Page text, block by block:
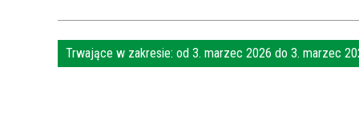
Kąpielisko - Plaża Miejska
Wypożyczalnia sprzętu wodnego
Trwające w zakresie: od 3. marzec 2026 do 3. marzec